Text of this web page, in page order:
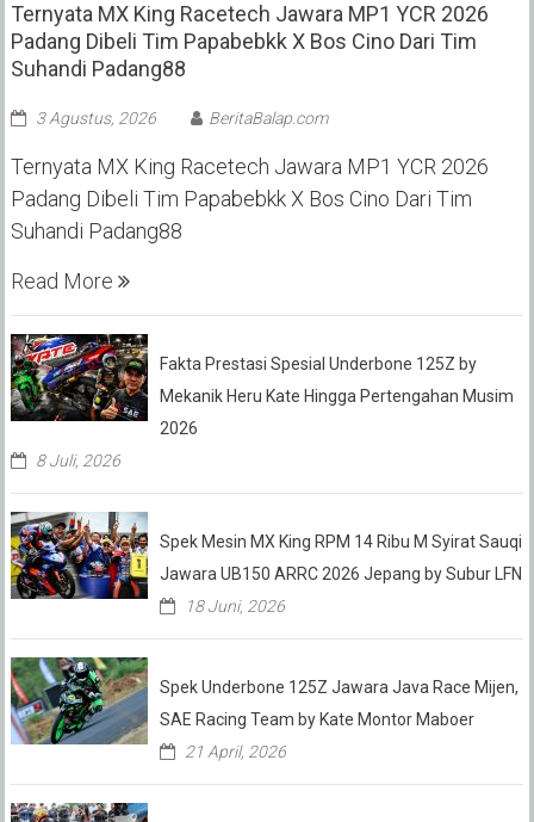
Ternyata MX King Racetech Jawara MP1 YCR 2026
Padang Dibeli Tim Papabebkk X Bos Cino Dari Tim
Suhandi Padang88
3 Agustus, 2026 BeritaBalap.com
Ternyata MX King Racetech Jawara MP1 YCR 2026
Padang Dibeli Tim Papabebkk X Bos Cino Dari Tim
Suhandi Padang88
Read More
Fakta Prestasi Spesial Underbone 125Z by
Mekanik Heru Kate Hingga Pertengahan Musim
2026
8 Juli, 2026
Spek Mesin MX King RPM 14 Ribu M Syirat Sauqi
Jawara UB150 ARRC 2026 Jepang by Subur LFN
18 Juni, 2026
Spek Underbone 125Z Jawara Java Race Mijen,
SAE Racing Team by Kate Montor Maboer
21 April, 2026